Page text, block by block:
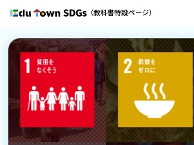
（教科書特設ページ）